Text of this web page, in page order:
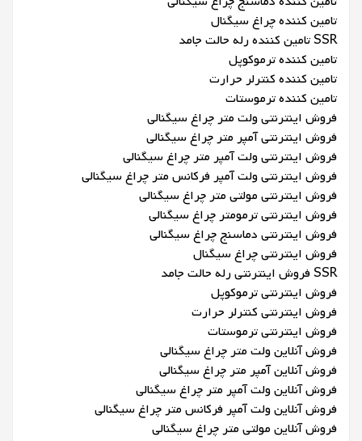
تامین کننده چراغ سیگنال
SSR تامین کننده رله حالت جامد
تامین کننده ترموکوپل
تامین کننده کنترلر حرارت
تامین کننده ترموستات
فروش اینترنتی ولت متر چراغ سیگنالی
فروش اینترنتی آمپر متر چراغ سیگنالی
فروش اینترنتی ولت آمپر متر چراغ سیگنالی
فروش اینترنتی ولت آمپر فرکانس متر چراغ سیگنالی
فروش اینترنتی مولتی متر چراغ سیگنالی
فروش اینترنتی ترمومتر چراغ سیگنالی
فروش اینترنتی دماسنج چراغ سیگنالی
فروش اینترنتی چراغ سیگنال
SSR فروش اینترنتی رله حالت جامد
فروش اینترنتی ترموکوپل
فروش اینترنتی کنترلر حرارت
فروش اینترنتی ترموستات
فروش آنلاین ولت متر چراغ سیگنالی
فروش آنلاین آمپر متر چراغ سیگنالی
فروش آنلاین ولت آمپر متر چراغ سیگنالی
فروش آنلاین ولت آمپر فرکانس متر چراغ سیگنالی
فروش آنلاین مولتی متر چراغ سیگنالی